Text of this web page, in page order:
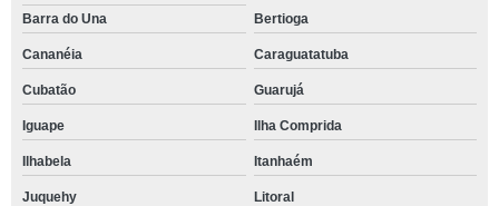
Barra do Una
Bertioga
Cananéia Caraguatatuba
Cubatão Guarujá
Iguape Ilha Comprida
Ilhabela Itanhaém
Juquehy Litoral